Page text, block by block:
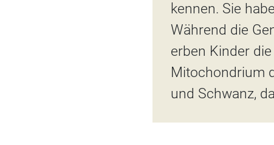
kennen. Sie
Während die
erben Kinder
Mitochondrium
und Schwanz,